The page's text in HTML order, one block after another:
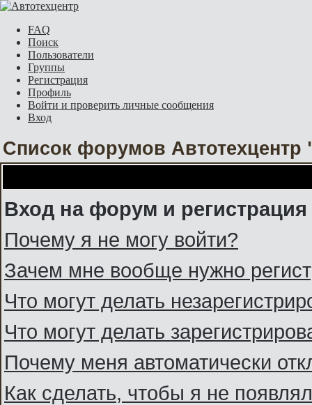
FAQ
Поиск
Пользователи
Группы
Регистрация
Профиль
Войти и проверить личные сообщения
Вход
Список форумов Автотехцентр
Вход на форум и регистрация
Почему я не могу войти?
Зачем мне вообще нужно
Что могут делать
Что могут делать
Почему меня автоматически
Как сделать, чтобы я не